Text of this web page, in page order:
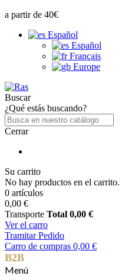
a partir de 40€
Español
Español
Français
Europe
Buscar
¿Qué estás buscando?
Cerrar
Su carrito
No hay productos en el carrito.
0 artículos
0,00 €
Transporte Total 0,00 €
Ver el carro
Tramitar Pedido
Carro de compras 0,00 €
B2B
Menú